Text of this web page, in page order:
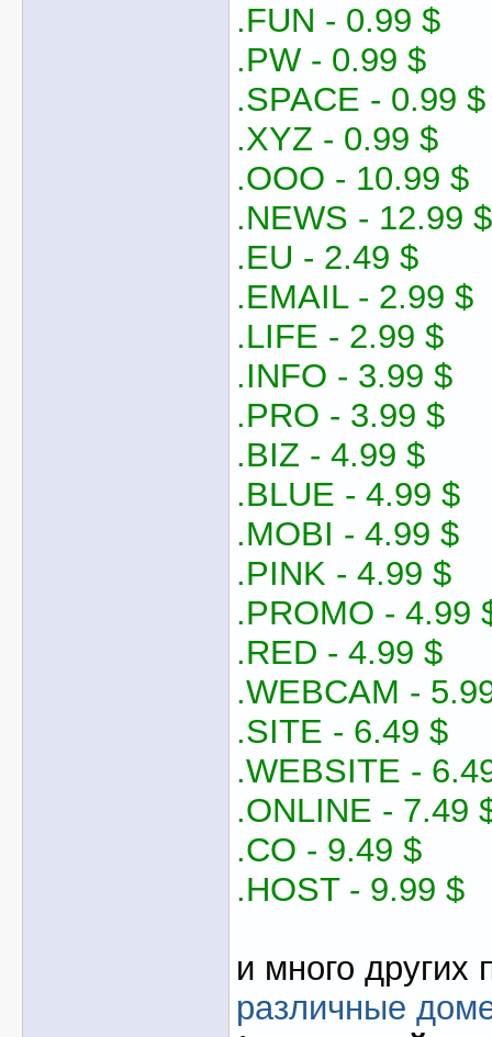
.FUN - 0.99 $
.PW - 0.99 $
.SPACE - 0.99 $
.XYZ - 0.99 $
.OOO - 10.99 $
.NEWS - 12.99 $
.EU - 2.49 $
.EMAIL - 2.99 $
.LIFE - 2.99 $
.INFO - 3.99 $
.PRO - 3.99 $
.BIZ - 4.99 $
.BLUE - 4.99 $
.MOBI - 4.99 $
.PINK - 4.99 $
.PROMO - 4.99
.RED - 4.99 $
.WEBCAM -
.SITE - 6.49 $
.WEBSITE -
.ONLINE - 7.49
.CO - 9.49 $
.HOST - 9.99 $
и много других
различные